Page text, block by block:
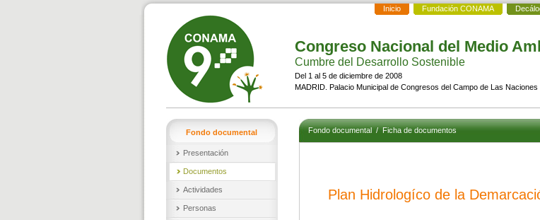
Inicio Fundación CONAMA
Congreso Nacional del Medio
Cumbre del Desarrollo Sostenible
Del 1 al 5 de diciembre de 2008
MADRID. Palacio Municipal de Congresos del Campo de Las Naciones
Fondo documental
Presentación
Documentos
Actividades
Personas
Fondo documental/Ficha de documentos
Plan Hidrologíco de la